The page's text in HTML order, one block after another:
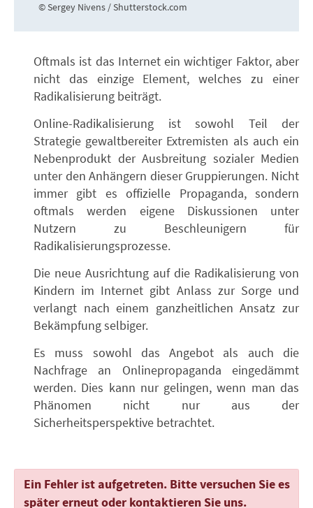
© Sergey Nivens / Shutterstock.com
Oftmals ist das Internet ein wichtiger Faktor, aber
nicht das einzige Element, welches zu einer
Radikalisierung beiträgt.
Online-Radikalisierung ist sowohl Teil der
Strategie gewaltbereiter Extremisten als auch ein
Nebenprodukt der Ausbreitung sozialer Medien
unter den Anhängern dieser Gruppierungen. Nicht
immer gibt es offizielle Propaganda, sondern
oftmals werden eigene Diskussionen unter
Nutzern zu Beschleunigern für
Radikalisierungsprozesse.
Die neue Ausrichtung auf die Radikalisierung von
Kindern im Internet gibt Anlass zur Sorge und
verlangt nach einem ganzheitlichen Ansatz zur
Bekämpfung selbiger.
Es muss sowohl das Angebot als auch die
Nachfrage an Onlinepropaganda eingedämmt
werden. Dies kann nur gelingen, wenn man das
Phänomen nicht nur aus der
Sicherheitsperspektive betrachtet.
Ein Fehler ist aufgetreten. Bitte versuchen Sie es
später erneut oder kontaktieren Sie uns.